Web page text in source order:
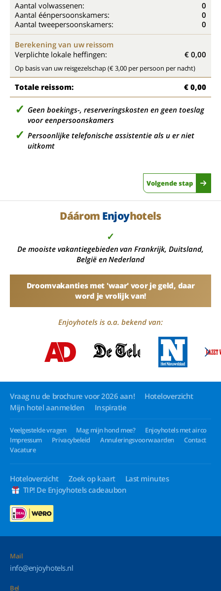
Aantal volwassenen:
0
Aantal éénpersoonskamers:
0
Aantal tweepersoonskamers:
0
Berekening van uw reissom
Verplichte lokale heffingen:
€ 0,00
Op basis van uw reisgezelschap (€ 3,00 per persoon per nacht)
Totale reissom: € 0,00
Geen boekings-, reserveringskosten en geen toeslag
voor eenpersoonskamers
Persoonlijke telefonische assistentie als u er niet
uitkomt
Volgende stap
Dáárom Enjoyhotels
✓
De mooiste vakantiegebieden van Frankrijk, Duitsland,
België en Nederland
Droomvakanties met 'waar' voor je geld, daar
word je vrolijk van!
Enjoyhotels is o.a. bekend van:
Vraag nu de brochure voor 2026 aan!
Hoteloverzicht
Mijn hotel aanmelden
Inspiratie
Veelgestelde vragen Mag mijn hond mee?
Enjoyhotels met airco
Impressum
Privacybeleid Annuleringsvoorwaarden
Contact
Vacature
Hoteloverzicht Zoek op kaart
Last minutes
TIP! De Enjoyhotels cadeaubon
Mail
info@enjoyhotels.nl
Bel